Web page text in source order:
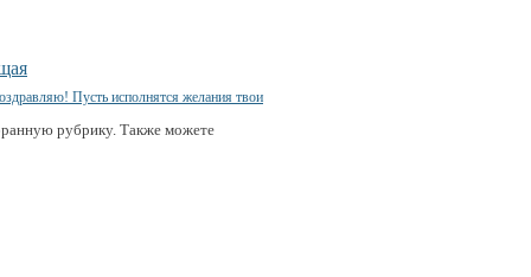
рубрику. Также можете